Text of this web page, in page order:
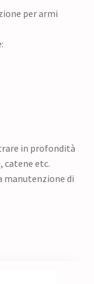
per armi
in profondità
catene etc.
manutenzione di